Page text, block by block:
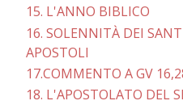
15. L'ANNO BIBLICO
16. SOLENNITÀ DEI
APOSTOLI
17.COMMENTO A GV
18. L'APOSTOLATO DEL